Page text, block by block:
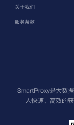
关于我们
服务条款
SmartProxy是大数
人快速、高效的